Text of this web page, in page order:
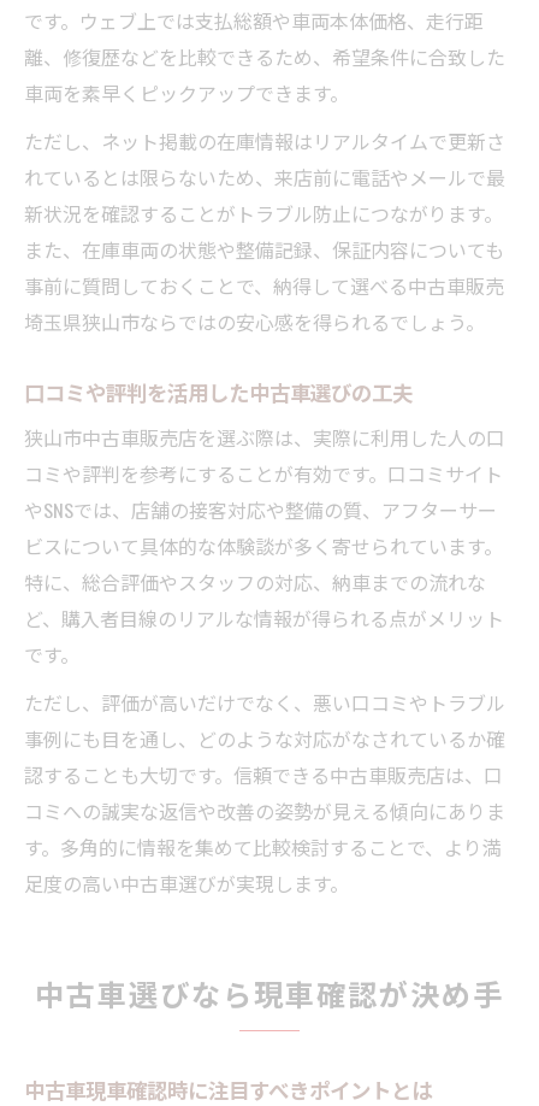
です。ウェブ上では支払総額や車両本体価格、走行距
離、修復歴などを比較できるため、希望条件に合致した
車両を素早くピックアップできます。
ただし、ネット掲載の在庫情報はリアルタイムで更新さ
れているとは限らないため、来店前に電話やメールで最
新状況を確認することがトラブル防止につながります。
また、在庫車両の状態や整備記録、保証内容についても
事前に質問しておくことで、納得して選べる中古車販売
埼玉県狭山市ならではの安心感を得られるでしょう。
口コミや評判を活用した中古車選びの工夫
狭山市中古車販売店を選ぶ際は、実際に利用した人の口
コミや評判を参考にすることが有効です。口コミサイト
やSNSでは、店舗の接客対応や整備の質、アフターサー
ビスについて具体的な体験談が多く寄せられています。
特に、総合評価やスタッフの対応、納車までの流れな
ど、購入者目線のリアルな情報が得られる点がメリット
です。
ただし、評価が高いだけでなく、悪い口コミやトラブル
事例にも目を通し、どのような対応がなされているか確
認することも大切です。信頼できる中古車販売店は、口
コミへの誠実な返信や改善の姿勢が見える傾向にありま
す。多角的に情報を集めて比較検討することで、より満
足度の高い中古車選びが実現します。
中古車選びなら現車確認が決め手
中古車現車確認時に注目すべきポイントとは